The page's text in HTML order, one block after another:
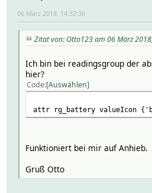
06 März 2018, 14:32:36
Zitat von: Otto123 am 06 März
Ich bin bei readingsgroup der
hier?
Code Auswählen
attr rg_battery valueIcon
Funktioniert bei mir auf Anhieb.
Gruß Otto